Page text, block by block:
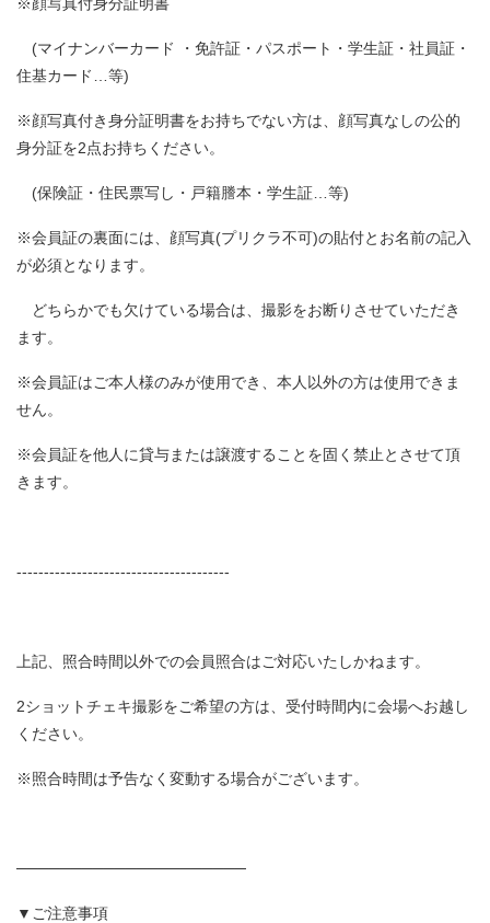
(マイナンバーカード ・免許証・パスポート・学生証・社員証・
住基カード…等)
※顔写真付き身分証明書をお持ちでない方は、顔写真なしの公的
身分証を2点お持ちください。
(保険証・住民票写し・戸籍謄本・学生証…等)
※会員証の裏面には、顔写真(プリクラ不可)の貼付とお名前の記入
が必須となります。
どちらかでも欠けている場合は、撮影をお断りさせていただき
ます。
※会員証はご本人様のみが使用でき、本人以外の方は使用できま
せん。
※会員証を他人に貸与または譲渡することを固く禁止とさせて頂
きます。
---------------------------------------
上記、照合時間以外での会員照合はご対応いたしかねます。
2ショットチェキ撮影をご希望の方は、受付時間内に会場へお越し
ください。
※照合時間は予告なく変動する場合がございます。
─────────────────────
▼ご注意事項